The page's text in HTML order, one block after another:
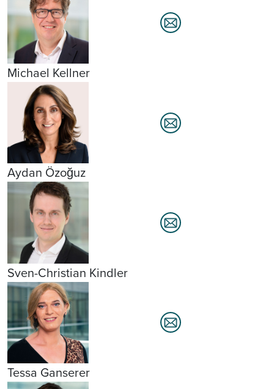
Michael Kellner
Aydan Özoğuz
Sven-Christian Kindler
Tessa Ganserer